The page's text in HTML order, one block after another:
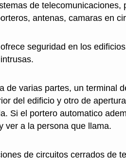
de telecomunicaciones,
antenas, camaras en
seguridad en los
de varias partes, un terminal
del edificio y otro de
Si el portero automatico
ver a la persona que llama.
de circuitos cerrados de